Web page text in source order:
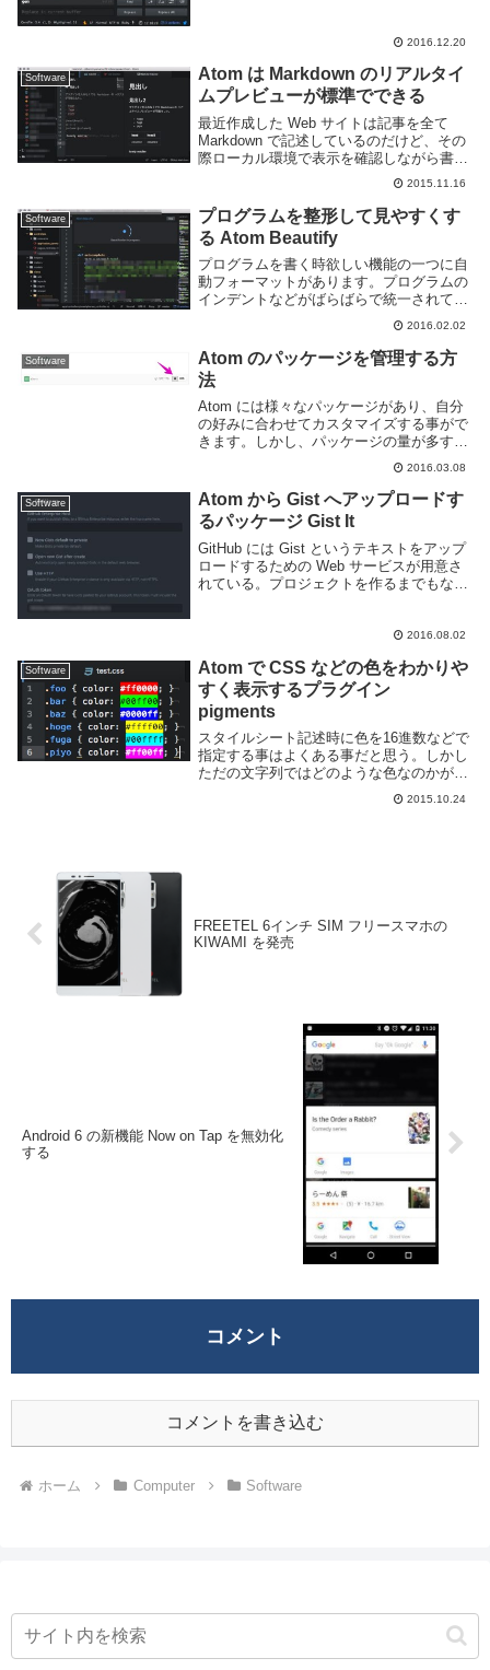
したい文字列があるのかを把握するだけで
2016.12.20
Software
Atom は Markdown のリアルタイ
ムプレビューが標準でできる
最近作成した Web サイトは記事を全て
Markdown で記述しているのだけど、その
際ローカル環境で表示を確認しながら書き
たいなーと思っていた。最近利用している
エディタである Atom でプラグインを探し
ていたところ、どうやら最初からリ...
2015.11.16
Software
プログラムを整形して見やすくす
る Atom Beautify
プログラムを書く時欲しい機能の一つに自
動フォーマットがあります。プログラムの
インデントなどがばらばらで統一されてな
いと見た目が良くないだけでなく、見難く
てわかりにくくなります。Atom でプログ
ラムの自動フォーマットを行うには Atom
B...
2016.02.02
Software
Atom のパッケージを管理する方
法
Atom には様々なパッケージがあり、自分
の好みに合わせてカスタマイズする事がで
きます。しかし、パッケージの量が多すぎ
ると管理が大変です。特に複数のコンピュ
ータを利用していればそれぞれに対して設
定しなければならず、面倒くさいですね。
Atom...
2016.03.08
Software
Atom から Gist へアップロードす
るパッケージ Gist It
GitHub には Gist というテキストをアップ
ロードするための Web サービスが用意さ
れている。プロジェクトを作るまでもない
Gist へテキストをアップロー...
2016.08.02
Software
Atom で CSS などの色をわかりや
すく表示するプラグイン
pigments
スタイルシート記述時に色を16進数などで
指定する事はよくある事だと思う。しかし
ただの文字列ではどのような色なのかがと
てもわかりにくい。atom であれば
pigments というプラグインを利用する事
2015.10.24
FREETEL 6インチ SIM フリースマホの
KIWAMI を発売
Android 6 の新機能 Now on Tap を無効化
する
コメント
コメントを書き込む
ホーム Computer Software